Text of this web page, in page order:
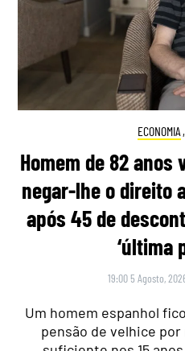
ECONOMIA ,
Homem de 82 anos
negar-lhe o direito
após 45 de
‘última
19:00 5 Agosto,
Um homem espanhol
pensão de velhice